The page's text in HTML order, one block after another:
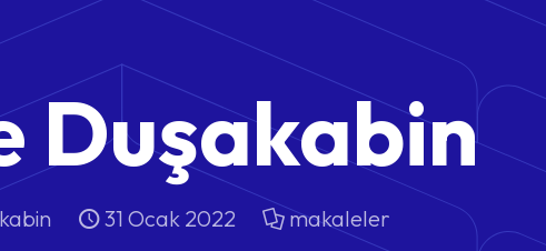
Duşakabin
31 Ocak 2022 makaleler